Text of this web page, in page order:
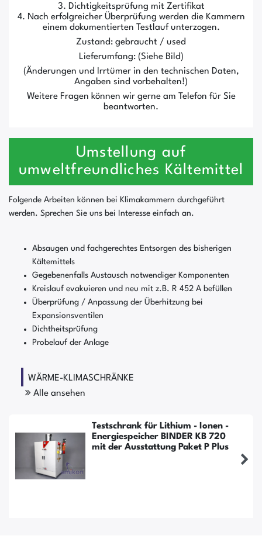
3. Dichtigkeitsprüfung mit Zertifikat
4. Nach erfolgreicher Überprüfung werden die Kammern
einem dokumentierten Testlauf unterzogen.
Zustand: gebraucht / used
Lieferumfang: (Siehe Bild)
(Änderungen und Irrtümer in den technischen Daten,
Angaben sind vorbehalten!)
Weitere Fragen können wir gerne am Telefon für Sie
beantworten.
Umstellung auf
umweltfreundliches Kältemittel
Folgende Arbeiten können bei Klimakammern durchgeführt
werden. Sprechen Sie uns bei Interesse einfach an.
Absaugen und fachgerechtes Entsorgen des bisherigen
Kältemittels
Gegebenenfalls Austausch notwendiger Komponenten
Kreislauf evakuieren und neu mit z.B. R 452 A befüllen
Überprüfung / Anpassung der Überhitzung bei
Expansionsventilen
Dichtheitsprüfung
Probelauf der Anlage
WÄRME-KLIMASCHRÄNKE
Alle ansehen
Testschrank für Lithium - Ionen -
Energiespeicher BINDER KB 720
mit der Ausstattung Paket P Plus